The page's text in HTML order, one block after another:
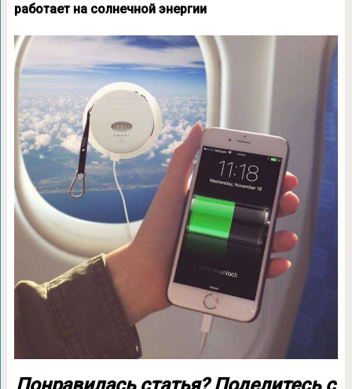
работает на солнечной энергии